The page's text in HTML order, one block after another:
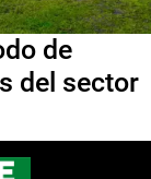
de
del sector